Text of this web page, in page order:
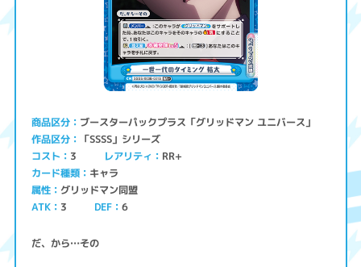
商品区分 ブースターパックプラス「グリッドマン ユニバース」
作品区分 「SSSS」シリーズ
コスト 3 レアリティ RR+
カード種類 キャラ
属性 グリッドマン同盟
ATK 3 DEF 6
だ、から…その